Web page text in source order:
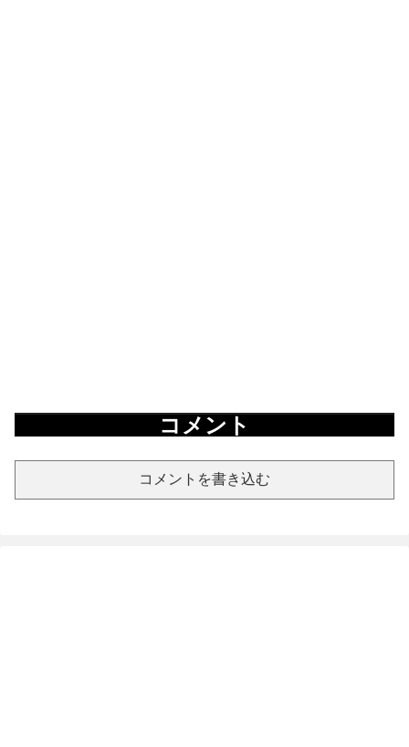
コメント
コメントを書き込む